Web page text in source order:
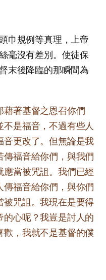
巾規例等真理，上帝
毫沒有差別。使徒保
末後降臨的那瞬間為
藉著基督之恩召你們
是福音，不過有些人
音更改了。但無論是我
福音給你們，與我們
應當被咒詛。我們已經
福音給你們，與你們
被咒詛。我現在是要得
的心呢？我豈是討人的
，我就不是基督的僕